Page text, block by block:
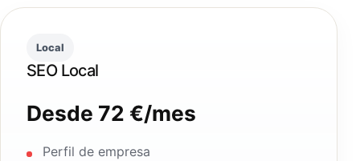
Local
SEO Local
Desde 72 €/mes
Perfil de empresa